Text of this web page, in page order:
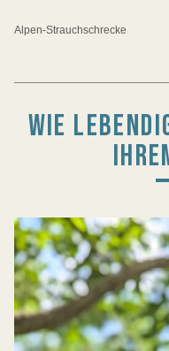
Alpen-Strauchschrecke
WIE